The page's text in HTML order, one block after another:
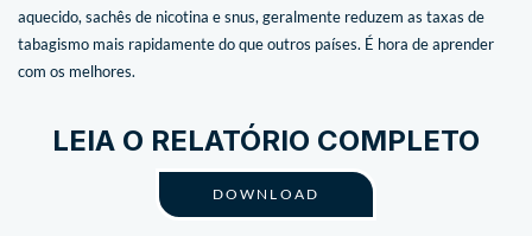
aquecido, sachês de nicotina e snus, geralmente reduzem as taxas de
tabagismo mais rapidamente do que outros países. É hora de aprender
com os melhores.
LEIA O RELATÓRIO COMPLETO
DOWNLOAD